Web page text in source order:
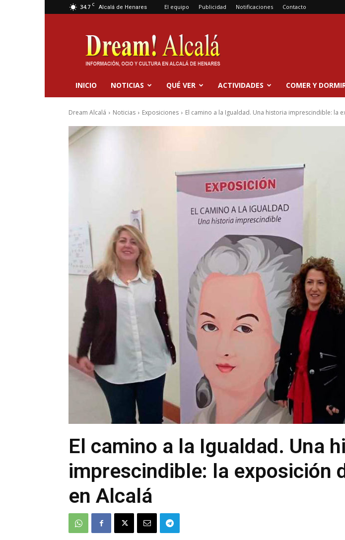
34.7 C Alcalá de Henares El equipo Publicidad Notificaciones Contacto
Dream
Alcalá
INICIO NOTICIAS QUÉ VER ACTIVIDADES COMER Y
Dream Alcalá Noticias Exposiciones El camino a la Igualdad. Una historia imprescindible: la
El camino a la Igualdad. Una
imprescindible: la exposición
en Alcalá